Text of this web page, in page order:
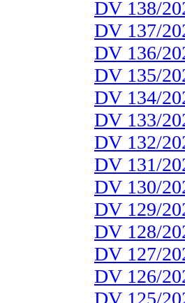
DV 138/
DV 137/
DV 136/
DV 135/
DV 134/
DV 133/
DV 132/
DV 131/
DV 130/
DV 129/
DV 128/
DV 127/
DV 126/
DV 125/